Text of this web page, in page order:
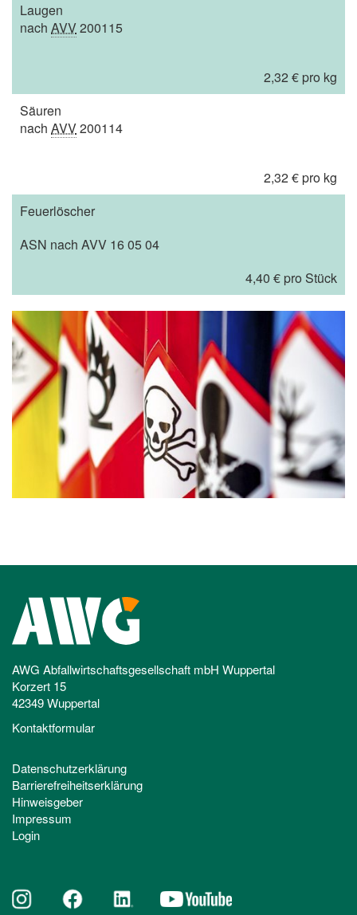
Laugen
nach AVV200115
2,32 € pro kg
Säuren
nach AVV200114
2,32 € pro kg
Feuerlöscher
ASN nach AVV 16 05 04
4,40 € pro Stück
AWG Abfallwirtschaftsgesellschaft mbH Wuppertal
Korzert 15
42349 Wuppertal
Kontaktformular
Datenschutzerklärung
Barrierefreiheitserklärung
Hinweisgeber
Impressum
Login